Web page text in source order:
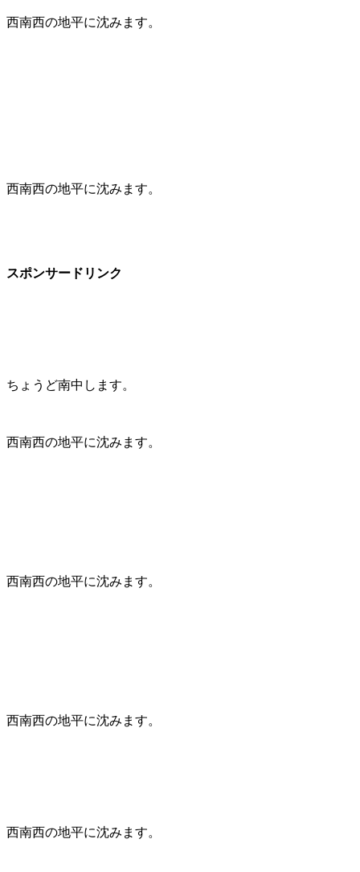
西南西の地平に沈みます。
西南西の地平に沈みます。
スポンサードリンク
ちょうど南中します。
西南西の地平に沈みます。
西南西の地平に沈みます。
西南西の地平に沈みます。
西南西の地平に沈みます。